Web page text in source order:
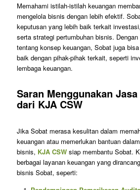
Memahami istilah-istilah keuangan
mengelola bisnis dengan lebih efektif.
keputusan yang lebih baik terkait
serta strategi pertumbuhan bisnis.
tentang konsep keuangan, Sobat juga
baik dengan pihak-pihak terkait, seperti
lembaga keuangan.
Saran Menggunakan
dari KJA CSW
Jika Sobat merasa kesulitan dalam
keuangan atau memerlukan bantuan
bisnis, KJA CSWsiap membantu Sobat.
berbagai layanan keuangan yang
bisnis Sobat, seperti: